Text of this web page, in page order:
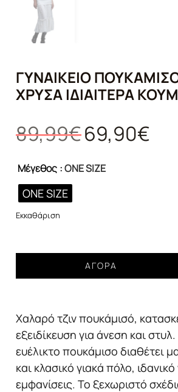
ΓΥΝΑΙΚΕΊΟ
ΧΡΥΣΆ ΙΔΙΑΊΤΕΡΑ
89,99€ Original
price
89,99€.
69,90€
Μέγεθος : ONE SIZE
ONE SIZE
Εκκαθάριση
χρυσά
ιδιαίτερα
κουμπιά
ποσότητα
ΑΓΟΡΆ
Χαλαρό τζιν πουκάμισό,
εξειδίκευση για άνεση και
ευέλικτο πουκάμισο διαθέτει
και κλασικό γιακά πόλο,
εμφανίσεις. Το ξεχωριστό